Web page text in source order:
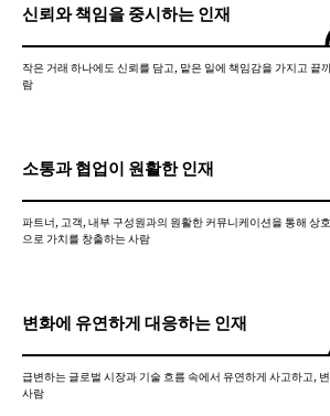
신뢰와 책임을 중시하는 인재
작은 거래 하나에도 신뢰를 담고, 맡은 일에 책임감을 가지고 끝
람
소통과 협업이 원활한 인재
파트너, 고객, 내부 구성원과의 원활한 커뮤니케이션을 통해 상
으로 가치를 창출하는 사람
변화에 유연하게 대응하는 인재
급변하는 글로벌 시장과 기술 흐름 속에서 유연하게 사고하고,
사람